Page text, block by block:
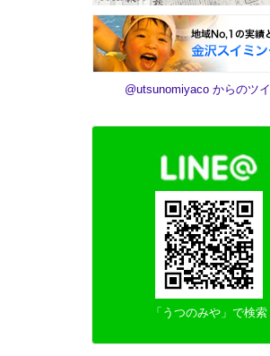
@utsunomiyaco からのツ
「うつのみや」で検索